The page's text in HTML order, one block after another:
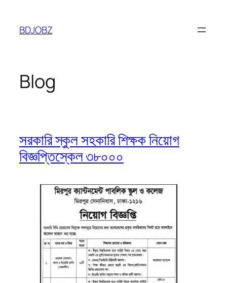
content
BDJOBZ
Blog
সরকারি স্কুল সহকারি শিক্ষক নিয়োগ
বিজ্ঞপ্তিস্কেল ৩৮০০০